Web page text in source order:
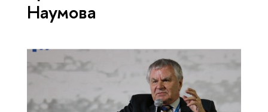
Наумова